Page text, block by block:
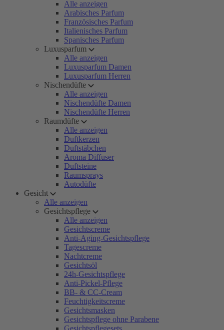
Alle anzeigen
Arabisches Parfum
Französisches Parfum
Italienisches Parfum
Spanisches Parfum
Luxusparfum
Alle anzeigen
Luxusparfum Damen
Luxusparfum Herren
Nischendüfte
Alle anzeigen
Nischendüfte Damen
Nischendüfte Herren
Raumdüfte
Alle anzeigen
Duftkerzen
Duftstäbchen
Aroma Diffuser
Duftsteine
Raumsprays
Autodüfte
Gesicht
Alle anzeigen
Gesichtspflege
Alle anzeigen
Gesichtscreme
Anti-Aging-Gesichtspflege
Tagescreme
Nachtcreme
Gesichtsöl
24h-Gesichtspflege
Anti-Pickel-Pflege
BB- & CC-Cream
Feuchtigkeitscreme
Gesichtsmasken
Gesichtspflege ohne Parabene
Gesichtspflegesets